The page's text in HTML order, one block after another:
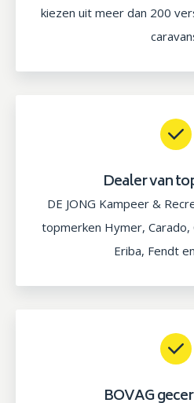
kiezen uit meer dan 200
Dealer van
DE JONG Kampeer &
topmerken Hymer,
Eriba, Fendt
BOVAG